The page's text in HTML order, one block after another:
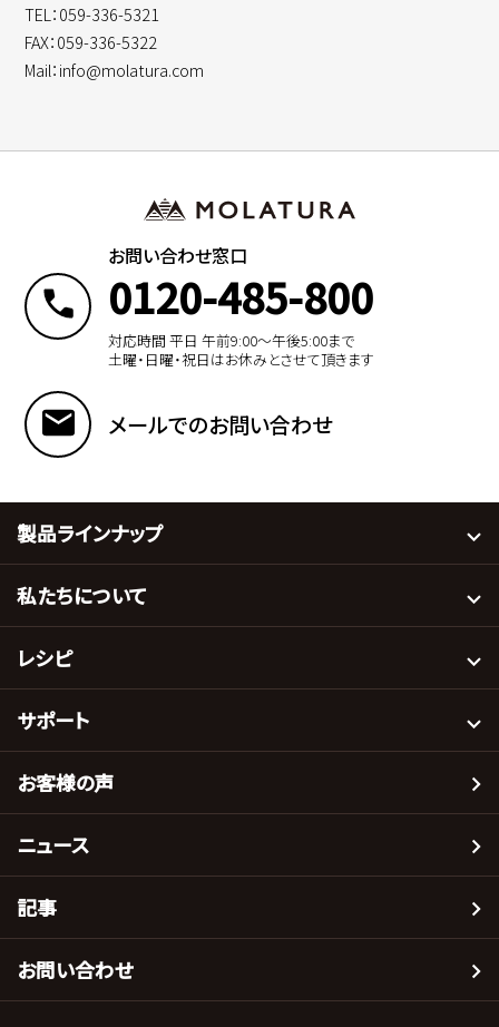
TEL：059-336-5321
FAX：059-336-5322
Mail：info@molatura.com
お問い合わせ窓口
0120-485-800
対応時間 平日 午前9:00〜午後5:00まで
土曜・日曜・祝日はお休みとさせて頂きます
メールでのお問い合わせ
製品ラインナップ
私たちについて
レシピ
サポート
お客様の声
ニュース
記事
お問い合わせ